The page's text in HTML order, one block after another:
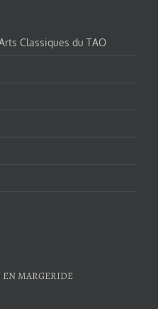
Classiques du TAO
MARGERIDE